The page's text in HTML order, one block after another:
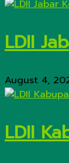
LDII
August 4,
LDII